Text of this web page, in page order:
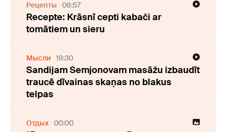
Рецепты 06:57
Recepte: Krāsnī cepti kabači ar
tomātiem un sieru
Мысли 19:30
Sandijam Semjonovam masāžu izbaudīt
traucē dīvainas skaņas no blakus
telpas
Отдых 00:00